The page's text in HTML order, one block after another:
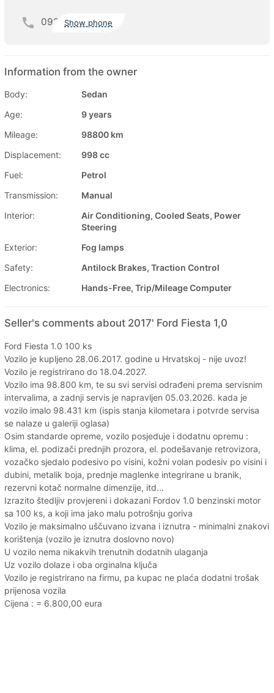
092 Show phone
Information from the owner
Body:
Sedan
Age:
9 years
Mileage:
98800 km
Displacement:
998 cc
Fuel:
Petrol
Transmission:
Manual
Interior:
Air Conditioning, Cooled Seats, Power
Steering
Exterior:
Fog lamps
Safety:
Antilock Brakes, Traction Control
Electronics:
Hands-Free, Trip/Mileage Computer
Seller's comments about 2017' Ford Fiesta 1,0
Ford Fiesta 1.0 100 ks
Vozilo je kupljeno 28.06.2017. godine u Hrvatskoj - nije uvoz!
Vozilo je registrirano do 18.04.2027.
Vozilo ima 98.800 km, te su svi servisi odrađeni prema servisnim
intervalima, a zadnji servis je napravljen 05.03.2026. kada je
vozilo imalo 98.431 km (ispis stanja kilometara i potvrde servisa
se nalaze u galeriji oglasa)
Osim standarde opreme, vozilo posjeduje i dodatnu opremu :
klima, el. podizači prednjih prozora, el. podešavanje retrovizora,
vozačko sjedalo podesivo po visini, kožni volan podesiv po visini i
dubini, metalik boja, prednje maglenke integrirane u branik,
rezervni kotač normalne dimenzije, itd...
Izrazito štedljiv provjereni i dokazani Fordov 1.0 benzinski motor
sa 100 ks, a koji ima jako malu potrošnju goriva
Vozilo je maksimalno uščuvano izvana i iznutra - minimalni znakovi
korištenja (vozilo je iznutra doslovno novo)
U vozilo nema nikakvih trenutnih dodatnih ulaganja
Uz vozilo dolaze i oba orginalna ključa
Vozilo je registrirano na firmu, pa kupac ne plaća dodatni trošak
prijenosa vozila
Cijena : = 6.800,00 eura